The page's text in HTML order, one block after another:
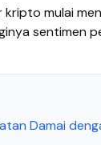
mulai
sentimen
Damai